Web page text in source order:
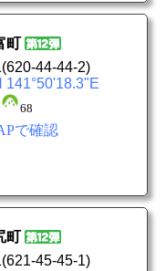
町
(620-44-44-2)
141°50'18.3"E
68
で確認
町
(621-45-45-1)